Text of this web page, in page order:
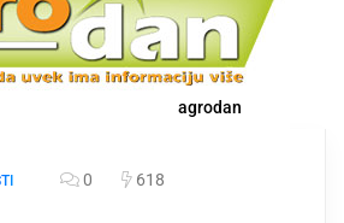
agrodan
0 618